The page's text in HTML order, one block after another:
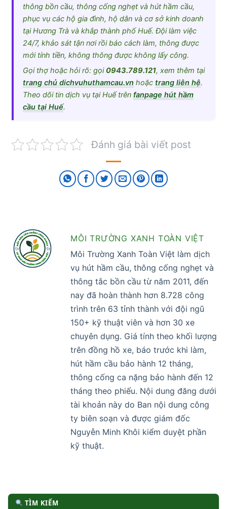
thông bồn cầu, thông cống nghẹt và hút hầm cầu,
phục vụ các hộ gia đình, hộ dân và cơ sở kinh doanh
tại Hương Trà và khắp thành phố Huế. Đội làm việc
24/7, khảo sát tận nơi rồi báo cách làm, thông được
mới tính tiền, không thông được không lấy công.
Gọi thợ hoặc hỏi rõ: gọi0943.789.121, xem thêm tại
trang chủ dichvuhuthamcau.vn hoặc trang liên hệ.
Theo dõi tin dịch vụ tại Huế trên fanpage hút hầm
cầu tại Huế.
Đánh giá bài viết post
MÔI TRƯỜNG XANH TOÀN VIỆT
Môi Trường Xanh Toàn Việt làm dịch
vụ hút hầm cầu, thông cống nghẹt và
thông tắc bồn cầu từ năm 2011, đến
nay đã hoàn thành hơn 8.728 công
trình trên 63 tỉnh thành với đội ngũ
150+ kỹ thuật viên và hơn 30 xe
chuyên dụng. Giá tính theo khối lượng
trên đồng hồ xe, báo trước khi làm,
hút hầm cầu bảo hành 12 tháng,
thông cống ca nặng bảo hành đến 12
tháng theo phiếu. Nội dung đăng dưới
tài khoản này do Ban nội dung công
ty biên soạn và được giám đốc
Nguyễn Minh Khôi kiểm duyệt phần
kỹ thuật.
TÌM KIẾM